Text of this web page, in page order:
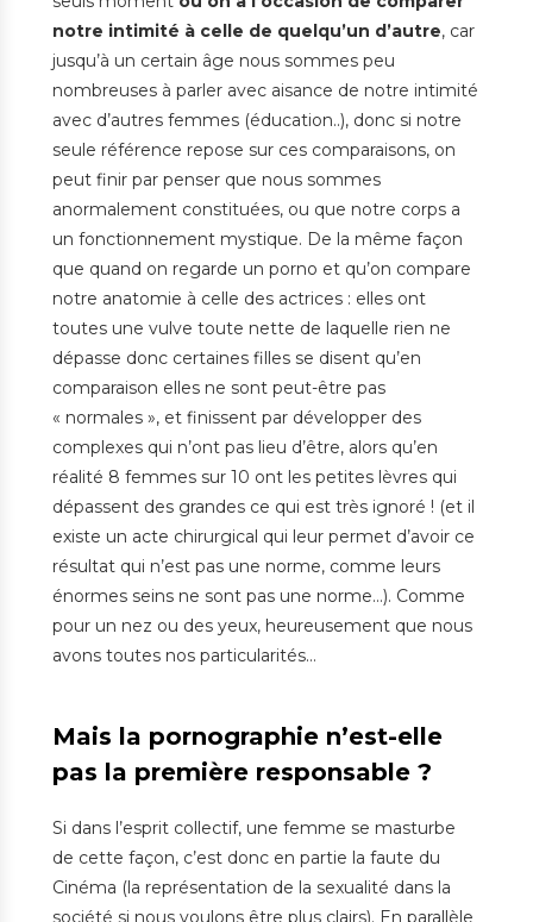
notre intimité à celle de quelqu’un d’autre, car
jusqu’à un certain âge nous sommes peu
nombreuses à parler avec aisance de notre intimité
avec d’autres femmes (éducation..), donc si notre
seule référence repose sur ces comparaisons, on
peut finir par penser que nous sommes
anormalement constituées, ou que notre corps a
un fonctionnement mystique. De la même façon
que quand on regarde un porno et qu’on compare
notre anatomie à celle des actrices : elles ont
toutes une vulve toute nette de laquelle rien ne
dépasse donc certaines filles se disent qu’en
comparaison elles ne sont peut-être pas
« normales », et finissent par développer des
complexes qui n’ont pas lieu d’être, alors qu’en
réalité 8 femmes sur 10 ont les petites lèvres qui
dépassent des grandes ce qui est très ignoré ! (et il
existe un acte chirurgical qui leur permet d’avoir ce
résultat qui n’est pas une norme, comme leurs
énormes seins ne sont pas une norme…). Comme
pour un nez ou des yeux, heureusement que nous
avons toutes nos particularités…
Mais la pornographie n’est-elle
pas la première responsable ?
Si dans l’esprit collectif, une femme se masturbe
de cette façon, c’est donc en partie la faute du
Cinéma (la représentation de la sexualité dans la
société si nous voulons être plus clairs). En parallèle